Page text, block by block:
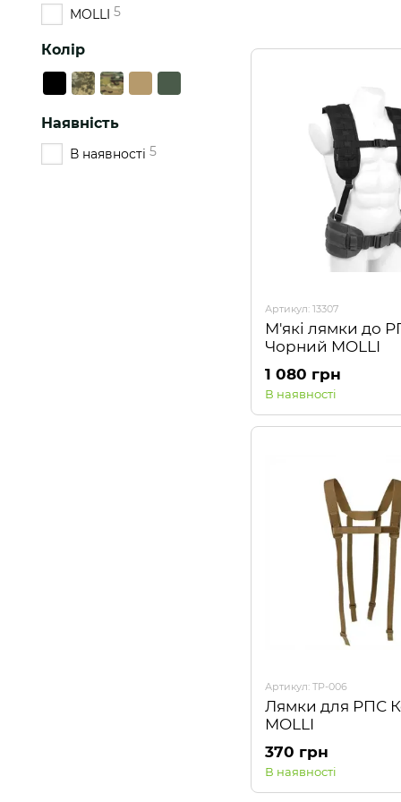
Артикул: 13307
М'які лямки до
Чорний MOLLI
1 080 грн
В наявності
Артикул: TP-006
Лямки для РПС
MOLLI
370 грн
В наявності
MOLLI 5
Колір
Наявність
В наявності 5